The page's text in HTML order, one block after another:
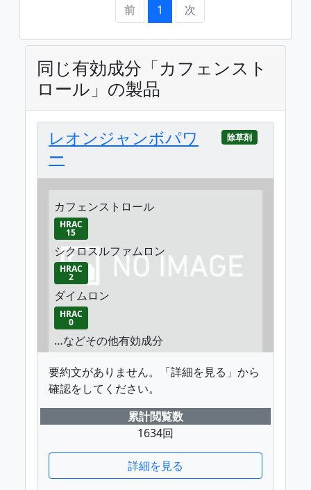
前 1 次
同じ有効成分「カフェンスト
ロール」の製品
レオンジャンボパワ
ー
除草剤
カフェンストロール
HRAC
15
シクロスルファムロン
HRAC
2
ダイムロン
HRAC
0
…などその他有効成分
要約文がありません。「詳細を見る」から
確認をしてください。
累計閲覧数
1634回
詳細を見る